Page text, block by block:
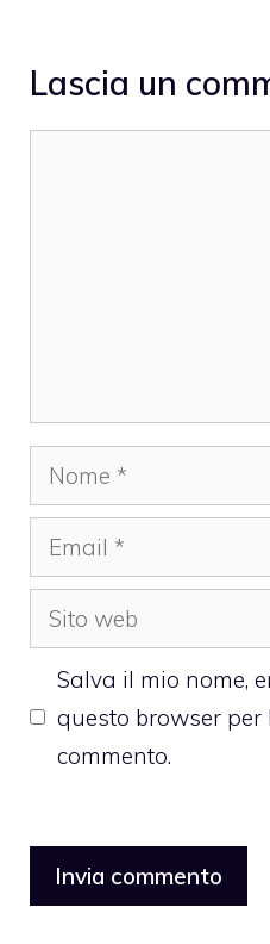
Lascia un
Nome
Email
Sito
web
Salva il mio nome,
questo browser
commento.